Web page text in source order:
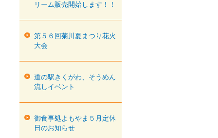
リーム販売開始します！！
第５６回菊川夏まつり花火
大会
道の駅きくがわ、そうめん
流しイベント
御食事処よもやま５月定休
日のお知らせ